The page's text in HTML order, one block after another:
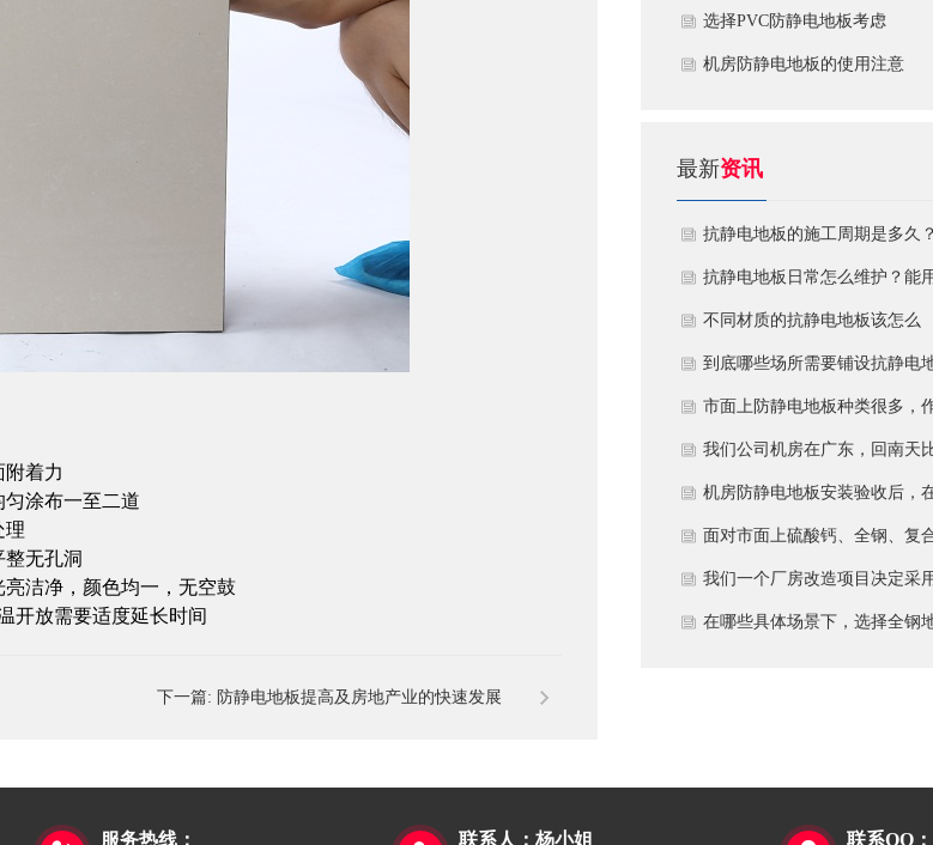
着力
涂布一至二道
理
无孔洞
洁净，颜色均一，无空鼓
开放需要适度延长时间
下一篇: 防静电地板提高及房地产业的快速发展
​选择PVC防静电地板考虑
机房防静电地板的使用注意
最新资讯
抗静电地板的施工周期是多久
需要注意什么?
抗静电地板日常怎么维护？能
多久？
不同材质的抗静电地板该怎么
选？
到底哪些场所需要铺设抗静电
板？
市面上防静电地板种类很多，
为采购方，我们该如何鉴别地
的质量好坏？所谓的“系统电
阻”为什么很重要？
我们公司机房在广东，回南天
较潮湿，这种环境下使用防静
地板要注意什么？日常维护有
些要点？
机房防静电地板安装验收后，
日常运维中常常被忽视。请问
一套规范的、可操作的维护规
应包含哪些内容？有哪些“小问
面对市面上硫酸钙、全钢、复
等多种类型的机房防静电地板
我们该如何科学选型？除了预
我们一个厂房改造项目决定采
全钢防静电地板。听说它的安
在哪些具体场景下，选择全钢
服务热线： 联系人：杨小姐 联系QQ：